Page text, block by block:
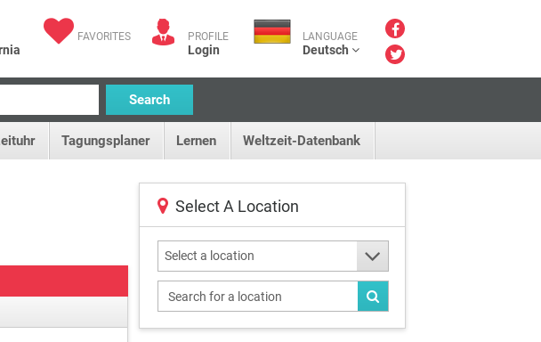
FAVORITES PROFILE
Login
LANGUAGE
Deutsch
Search
Tagungsplaner Lernen Weltzeit-Datenbank
Select A Location
Select a location